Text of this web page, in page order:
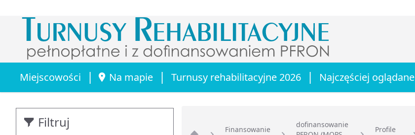
Miejscowości | Na mapie | Turnusy rehabilitacyjne 2026 | Najczęściej oglądane
Filtruj
Finansowanie
dofinansowanie
Profile